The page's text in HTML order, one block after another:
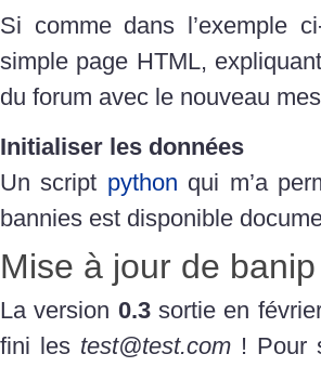
Si comme dans l’exemple
simple page HTML,
du forum avec le nouveau
Initialiser les données
Un script python qui m’a
bannies est disponible
Mise à jour de banip
La version 0.3sortie en
fini les test@test.com ! Pour